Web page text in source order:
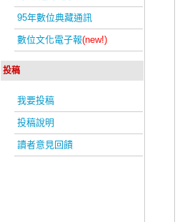
95年數位典藏通訊
數位文化電子報(new!)
投稿
我要投稿
投稿說明
讀者意見回饋